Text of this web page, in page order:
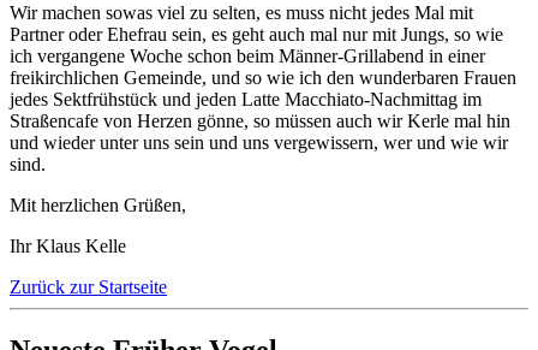
Wir machen sowas viel zu selten, es muss nicht jedes Mal mit
Partner oder Ehefrau sein, es geht auch mal nur mit Jungs, so wie
ich vergangene Woche schon beim Männer-Grillabend in einer
freikirchlichen Gemeinde, und so wie ich den wunderbaren Frauen
jedes Sektfrühstück und jeden Latte Macchiato-Nachmittag im
Straßencafe von Herzen gönne, so müssen auch wir Kerle mal hin
und wieder unter uns sein und uns vergewissern, wer und wie wir
sind.
Mit herzlichen Grüßen,
Ihr Klaus Kelle
Zurück zur Startseite